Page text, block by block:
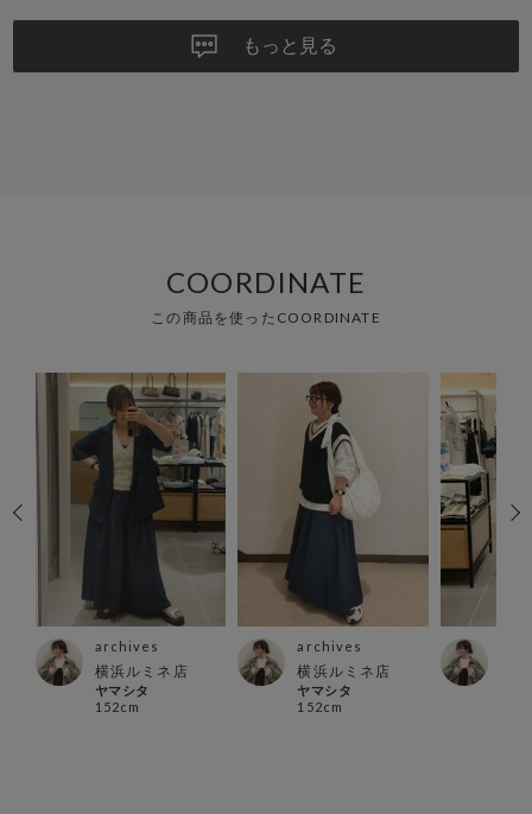
もっと見る
COORDINATE
この商品を使ったCOORDINATE
archives
横浜ルミネ店
ヤマシタ
152cm
archives
横浜ルミネ店
ヤマシタ
152cm